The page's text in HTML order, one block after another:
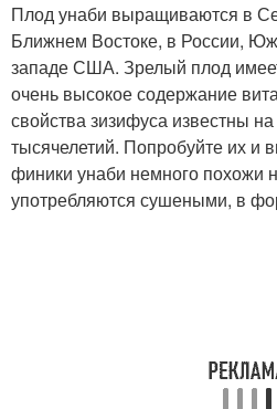
Плод унаби выращиваются в
Ближнем Востоке, в России,
западе США. Зрелый плод
очень высокое содержание
свойства зизифуса известны
тысячелетий. Попробуйте их и
финики унаби немного похожи
употребляются сушеными, в